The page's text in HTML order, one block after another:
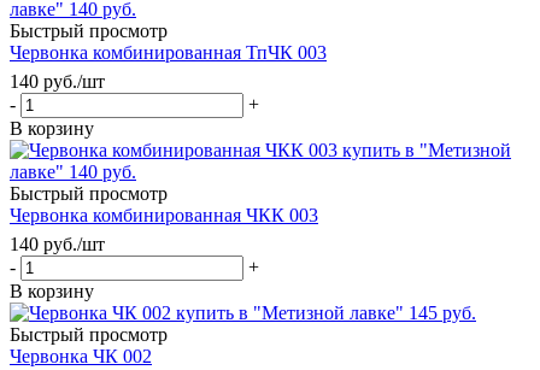
Быстрый просмотр
Червонка комбинированная ТпЧК 003
140 руб./шт
-
+
В корзину
Быстрый просмотр
Червонка комбинированная ЧКК 003
140 руб./шт
-
+
В корзину
Быстрый просмотр
Червонка ЧК 002